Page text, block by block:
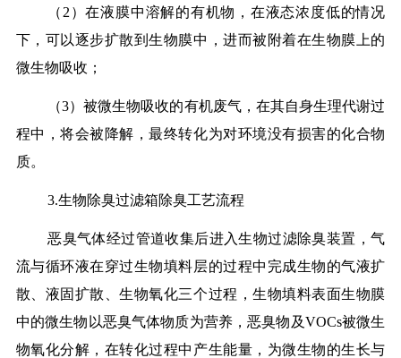
（2）在液膜中溶解的有机物，在液态浓度低的情况
下，可以逐步扩散到生物膜中，进而被附着在生物膜上的
微生物吸收；
（3）被微生物吸收的有机废气，在其自身生理代谢过
程中，将会被降解，最终转化为对环境没有损害的化合物
质。
3.生物除臭过滤箱除臭工艺流程
恶臭气体经过管道收集后进入生物过滤除臭装置，气
流与循环液在穿过生物填料层的过程中完成生物的气液扩
散、液固扩散、生物氧化三个过程，生物填料表面生物膜
中的微生物以恶臭气体物质为营养，恶臭物及VOCs被微生
物氧化分解，在转化过程中产生能量，为微生物的生长与